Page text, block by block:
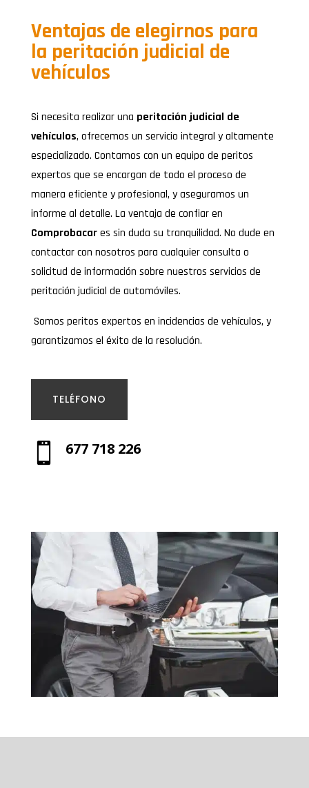
Ventajas de elegirnos para
la peritación judicial de
vehículos
Si necesita realizar una peritación judicial de
vehículos, ofrecemos un servicio integral y altamente
especializado. Contamos con un equipo de peritos
expertos que se encargan de todo el proceso de
manera eficiente y profesional, y aseguramos un
informe al detalle. La ventaja de confiar en
Comprobacares sin duda su tranquilidad. No dude en
contactar con nosotros para cualquier consulta o
solicitud de información sobre nuestros servicios de
peritación judicial de automóviles.
Somos peritos expertos en incidencias de vehículos, y
garantizamos el éxito de la resolución.
TELÉFONO
 677 718 226